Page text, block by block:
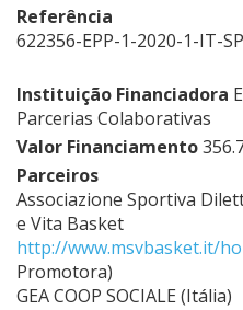
Referência
622356-EPP-1-2020-1-IT-
Instituição Financiadora
Parcerias Colaborativas
Valor Financiamento
Parceiros
Associazione Sportiva
e Vita Basket
http://www.msvbasket.it/
Promotora)
GEA COOP SOCIALE (Itália)